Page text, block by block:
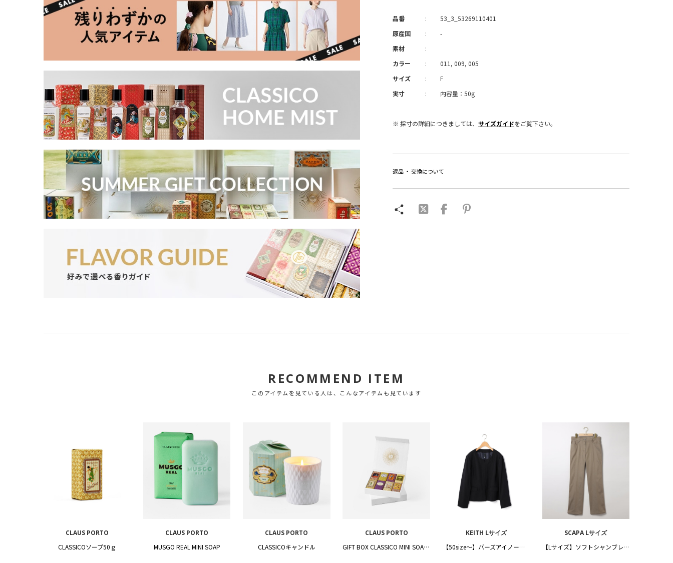
品番 :
53_3_53269110401
原産国
:
-
素材
:
カラー
:
011, 009, 005
サイズ
:
F
実寸
: 内容量：50g
※ 採寸の詳細につきましては、サイズガイドをご覧下さい。
返品 ・ 交換について
RECOMMEND ITEM
このアイテムを見ている人は、こんなアイテムも見ています
CLAUS PORTO
CLASSICOソープ50ｇ
CLAUS PORTO
MUSGO REAL MINI SOAP
CLAUS PORTO
CLASSICOキャンドル
CLAUS PORTO
GIFT BOX CLASSICO MINI SOAPS
KEITH Lサイズ
【50size～】バーズアイノーカラージャケット
SCAPA Lサイズ
【Lサイズ】ソフトシャンブレーパンツ